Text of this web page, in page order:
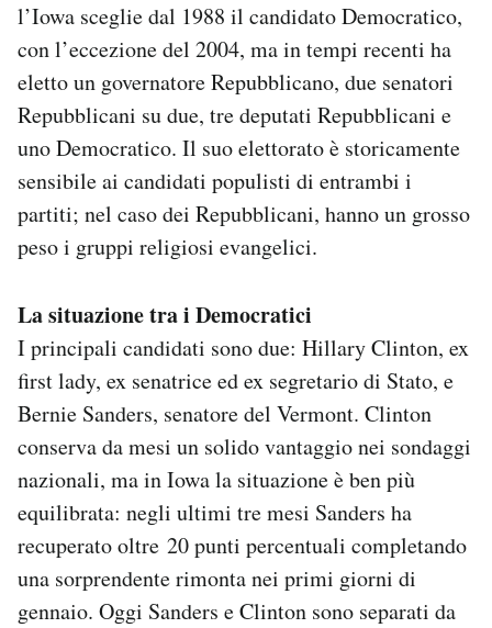
l’Iowa sceglie dal 1988 il candidato Democratico,
con l’eccezione del 2004, ma in tempi recenti ha
eletto un governatore Repubblicano, due senatori
Repubblicani su due, tre deputati Repubblicani e
uno Democratico. Il suo elettorato è storicamente
sensibile ai candidati populisti di entrambi i
partiti; nel caso dei Repubblicani, hanno un grosso
peso i gruppi religiosi evangelici.
La situazione tra i Democratici
I principali candidati sono due: Hillary Clinton, ex
first lady, ex senatrice ed ex segretario di Stato, e
Bernie Sanders, senatore del Vermont. Clinton
conserva da mesi un solido vantaggio nei sondaggi
nazionali, ma in Iowa la situazione è ben più
equilibrata: negli ultimi tre mesi Sanders ha
recuperato oltre 20 punti percentuali completando
una sorprendente rimonta nei primi giorni di
gennaio. Oggi Sanders e Clinton sono separati da